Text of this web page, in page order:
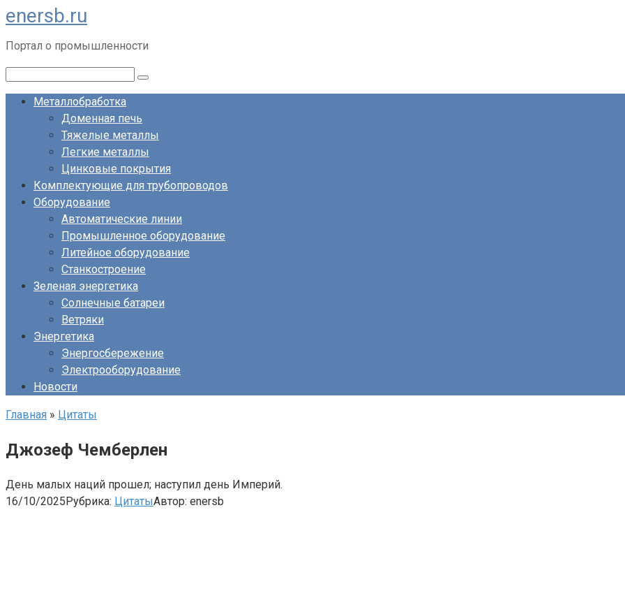
Перейти
к
контенту
enersb.ru
Портал о промышленности
Металлобработка
Доменная печь
Тяжелые металлы
Легкие металлы
Цинковые покрытия
Комплектующие для трубопроводов
Оборудование
Автоматические линии
Промышленное оборудование
Литейное оборудование
Станкостроение
Зеленая энергетика
Солнечные батареи
Ветряки
Энергетика
Энергосбережение
Электрооборудование
Новости
Главная » Цитаты
Джозеф Чемберлен
День малых наций прошел; наступил день Империй.
16/10/2025Рубрика: ЦитатыАвтор: enersb